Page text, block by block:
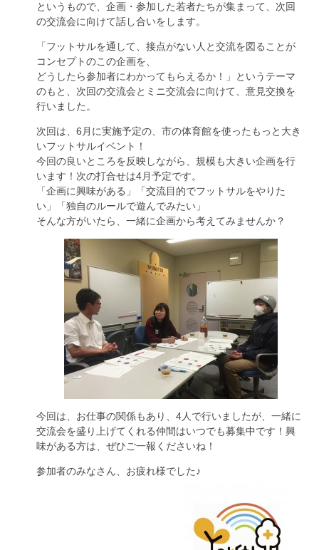
というもので、企画・参加した若者たちが集まって、次回
の交流会に向けて話し合いをします。
「フットサルを通して、接点がない人と交流を図ることが
コンセプトのこの企画を、
どうしたら参加者にわかってもらえるか！」というテーマ
のもと、次回の交流会とミニ交流会に向けて、意見交換を
行いました。
次回は、6月に実施予定の、市の体育館を使ったもっと大き
いフットサルイベント！
今回の良いところを反映しながら、規模も大きい企画を行
います！次の打合せは4月予定です。
「企画に興味がある」「交流目的でフットサルをやりた
い」「独自のルールで遊んでみたい」
そんな方がいたら、一緒に企画から考えてみませんか？
今回は、お仕事の関係もあり、4人で行いましたが、一緒に
交流会を盛り上げてくれる仲間はいつでも募集中です！興
味がある方は、ぜひご一報くださいね！
参加者のみなさん、お疲れ様でした♪